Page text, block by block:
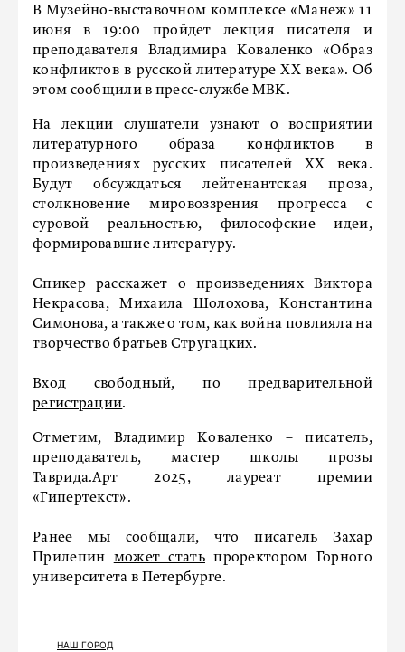
В Музейно-выставочном комплексе «Манеж» 11
июня в 19:00 пройдет лекция писателя и
преподавателя Владимира Коваленко «Образ
конфликтов в русской литературе XX века». Об
этом сообщили в пресс-службе МВК.
На лекции слушатели узнают о восприятии
литературного образа конфликтов в
произведениях русских писателей XX века.
Будут обсуждаться лейтенантская проза,
столкновение мировоззрения прогресса с
суровой реальностью, философские идеи,
формировавшие литературу.
Спикер расскажет о произведениях Виктора
Некрасова, Михаила Шолохова, Константина
Симонова, а также о том, как война повлияла на
творчество братьев Стругацких.
Вход свободный, по предварительной
регистрации.
Отметим, Владимир Коваленко – писатель,
преподаватель, мастер школы прозы
Таврида.Арт 2025, лауреат премии
«Гипертекст».
Ранее мы сообщали, что писатель Захар
Прилепин может стать проректором Горного
университета в Петербурге.
НАШ ГОРОД